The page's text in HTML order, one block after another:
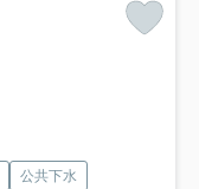
公共下水